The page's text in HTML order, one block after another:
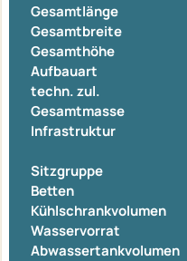
Gesamtlänge
Gesamtbreite
Gesamthöhe
Aufbauart
techn. zul.
Gesamtmasse
Infrastruktur
Sitzgruppe
Betten
Kühlschrankvolumen
Wasservorrat
Abwassertankvolumen